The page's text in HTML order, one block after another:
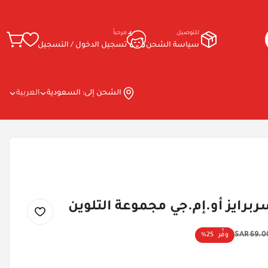
للتوصيل
سياسة الشحن
مرحباً
تسجيل الدخول / التسجيل
الشحن إلى: السعودية العربية
أو.إم.جي مجموعة التلوين
69.00 وفِّر 25%